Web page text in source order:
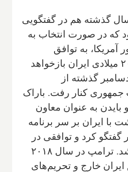
گذشته هم در گفتگویی
بود که در صورت انتخاب به
به توافق
هسته‌ای سال ۲۰۱۵ میلادی ایران بازخواهد
گذشته از
کنار رفت. باراک
بایدن به عنوان معاون
با ایران بر سر برنامه
کرد و توافقی در
این زمینه حاصل شد. ترامپ در سال ۲۰۱۸
ایران خارج و تحریم‌های